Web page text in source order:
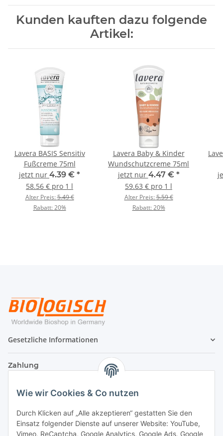
Wie wir Cookies & Co nutzen
Durch Klicken auf „Alle akzeptieren“ gestatten Sie den
Einsatz folgender Dienste auf unserer Website: YouTube,
Vimeo, ReCaptcha, Google Analytics, Google Ads, Google
Kunden kauften dazu folgende
Artikel:
Lavera BASIS Sensitiv
Fußcreme 75ml
jetzt nur 4.39 € *
58.56 € pro 1 l
Alter Preis:5.49 €
Rabatt:20%
Lavera Baby & Kinder
Wundschutzcreme 75ml
jetzt nur 4.47 € *
59.63 € pro 1 l
Alter Preis:5.59 €
Rabatt:20%
Gesetzliche Informationen
Zahlung